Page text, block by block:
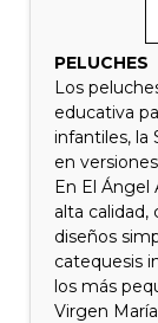
PELUCHES
Los
educativa
infantiles, la
en
En El Ángel
alta
diseños
catequesis
los más
Virgen